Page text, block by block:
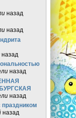
назад
назад
назад
назад
назад
праздником
назад